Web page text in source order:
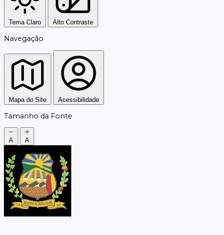
Tema Claro Alto Contraste
Navegação
Mapa do Site Acessibilidade
Tamanho da Fonte
A A